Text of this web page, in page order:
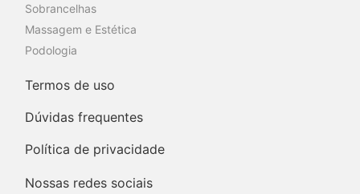
Sobrancelhas
Massagem e Estética
Podologia
Termos de uso
Dúvidas frequentes
Política de privacidade
Nossas redes sociais